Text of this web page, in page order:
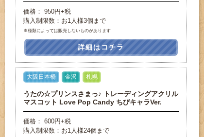
価格： 950円+税
購入制限数：お1人様3個まで
※種類によっては販売しないものがあります
詳細はコチラ
大阪日本橋 金沢 札幌
うたの☆プリンスさまっ♪ トレーディングアクリル
マスコット Love Pop Candy ちびキャラVer.
価格： 600円+税
購入制限数：お1人様24個まで